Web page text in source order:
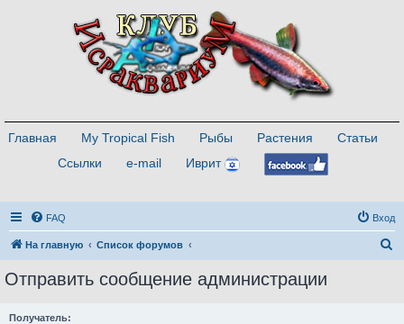
Главная My Tropical Fish Рыбы Растения
Статьи
Ссылки
e-mail Иврит
FAQ Вход
На главную Список форумов
Отправить сообщение администрации
Получатель: